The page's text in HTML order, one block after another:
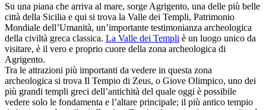
Su una piana che arriva al mare, sorge Agrigento, una delle più belle
città della Sicilia e qui si trova la Valle dei Templi, Patrimonio
Mondiale dell’Umanità, un’importante testimonianza archeologica
della civiltà greca classica. La Valle dei Templi è un luogo unico da
visitare, è il vero e proprio cuore della zona archeologica di
Agrigento.
Tra le attrazioni più importanti da vedere in questa zona
archeologica si trova Il Tempio di Zeus, o Giove Olimpico, uno dei
più grandi templi greci dell’antichità del quale oggi è possibile
vedere solo le fondamenta e l’altare principale; il più antico tempio